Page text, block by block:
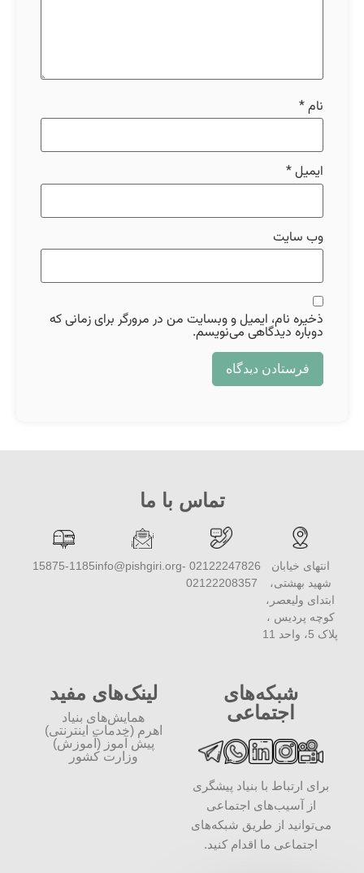
نام*
ایمیل*
وب‌ سایت
ذخیره نام، ایمیل و وبسایت من در مرورگر برای زمانی که
دوباره دیدگاهی می‌نویسم.
تماس با ما
انتهای خیابان
شهید بهشتی،
ابتدای ولیعصر،
کوچه پردیس ،
پلاک 5، واحد 11
02122247826 -
02122208357
info@pishgiri.org
15875-1185
شبکه‌های
اجتماعی
برای ارتباط با بنیاد پیشگری
از آسیب‌های اجتماعی
می‌توانید از طریق شبکه‌‎های
اجتماعی ما اقدام کنید.
لینک‌های مفید
همایش‌های بنیاد
اهرم (خدمات اینترنتی)
پیش آموز (آموزش)
وزارت کشور